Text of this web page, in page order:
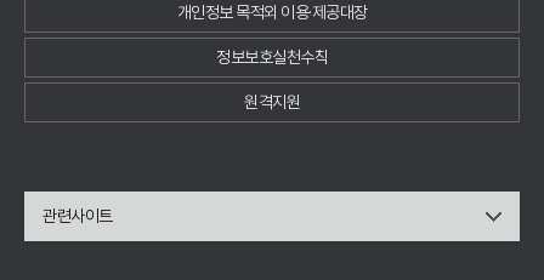
개인정보 목적외 이용·제공대장
정보보호실천수칙
원격지원
관련사이트